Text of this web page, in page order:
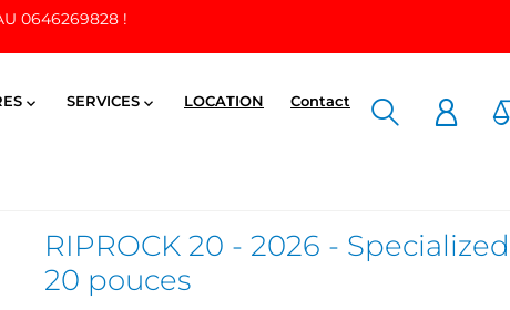
0646269828 !
 SERVICES  LOCATION
Contact
RIPROCK 20 - 2026 -
20 pouces